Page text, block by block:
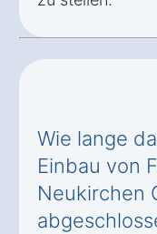
Wie lange
Einbau von
Neukirchen